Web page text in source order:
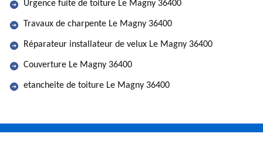
Urgence fuite de toiture Le Magny 36400
Travaux de charpente Le Magny 36400
Réparateur installateur de velux Le Magny 36400
Couverture Le Magny 36400
etancheite de toiture Le Magny 36400